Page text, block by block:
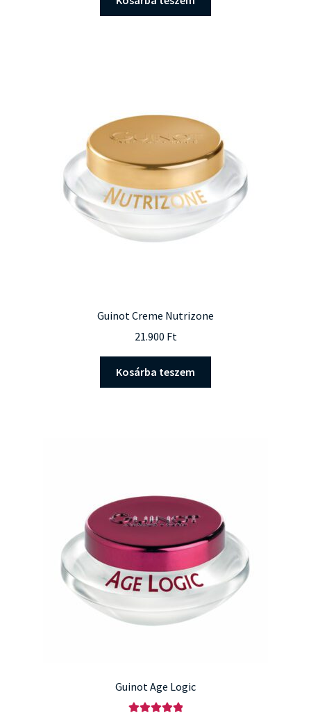
Guinot Creme Nutrizone
21.900 Ft
Kosárba teszem
Guinot Age Logic